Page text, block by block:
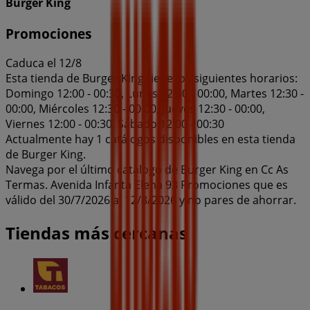
Promociones
Caduca el 12/8
Esta tienda de Burger King tiene los siguientes horarios:
Domingo 12:00 - 00:30, Lunes 12:30 - 00:00, Martes 12:30 -
00:00, Miércoles 12:30 - 00:00, Jueves 12:30 - 00:00,
Viernes 12:00 - 00:30, Sábado 12:00 - 00:30
Actualmente hay 1 catálogos disponibles en esta tienda
de Burger King.
Navega por el último catálogo de Burger King en Cc As
Termas. Avenida Infanta Elena 93 Promociones que es
válido del 30/7/2026 al 12/8/2026 y no pares de ahorrar.
Tiendas más cercanas